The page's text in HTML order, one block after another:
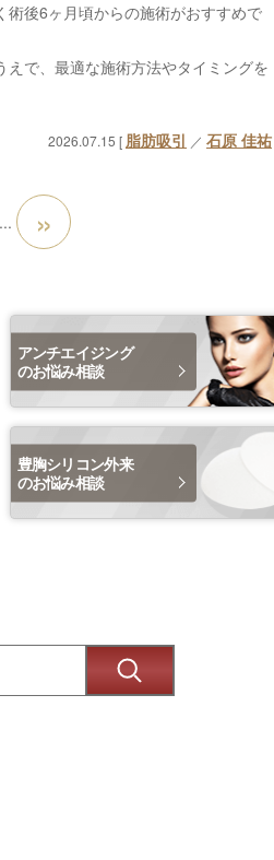
後6ヶ月頃からの施術がおすすめで
で、最適な施術方法やタイミングを
2026.07.15 [ 脂肪吸引 ／ 石原 佳祐
... »
アンチエイジング
のお悩み相談
豊胸シリコン外来
のお悩み相談